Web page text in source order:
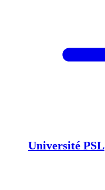
Université PSL